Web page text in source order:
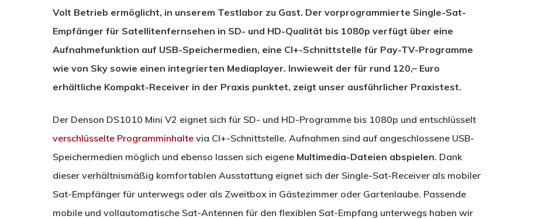
Volt Betrieb ermöglicht, in unserem Testlabor zu Gast. Der vorprogrammierte Single-Sat-
Empfänger für Satellitenfernsehen in SD- und HD-Qualität bis 1080p verfügt über eine
Aufnahmefunktion auf USB-Speichermedien, eine CI+-Schnittstelle für Pay-TV-Programme
wie von Sky sowie einen integrierten Mediaplayer. Inwieweit der für rund 120,– Euro
erhältliche Kompakt-Receiver in der Praxis punktet, zeigt unser ausführlicher Praxistest.
Der Denson DS1010 Mini V2 eignet sich für SD- und HD-Programme bis 1080p und entschlüsselt
verschlüsselte Programminhalte via CI+-Schnittstelle. Aufnahmen sind auf angeschlossene USB-
Speichermedien möglich und ebenso lassen sich eigene Multimedia-Dateien abspielen. Dank
dieser verhältnismäßig komfortablen Ausstattung eignet sich der Single-Sat-Receiver als mobiler
Sat-Empfänger für unterwegs oder als Zweitbox in Gästezimmer oder Gartenlaube. Passende
mobile und vollautomatische Sat-Antennen für den flexiblen Sat-Empfang unterwegs haben wir